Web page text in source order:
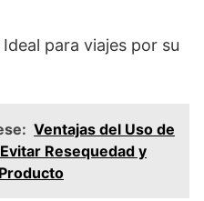
Ideal para viajes por su
Ventajas del Uso de
Resequedad y